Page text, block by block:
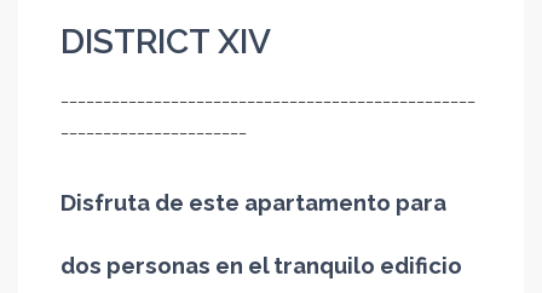
DISTRICT XIV
Disfruta de este apartamento para
dos personas en el tranquilo edificio